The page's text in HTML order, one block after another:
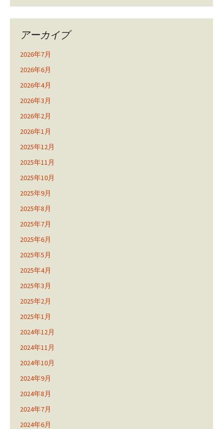
アーカイブ
2026年7月
2026年6月
2026年4月
2026年3月
2026年2月
2026年1月
2025年12月
2025年11月
2025年10月
2025年9月
2025年8月
2025年7月
2025年6月
2025年5月
2025年4月
2025年3月
2025年2月
2025年1月
2024年12月
2024年11月
2024年10月
2024年9月
2024年8月
2024年7月
2024年6月